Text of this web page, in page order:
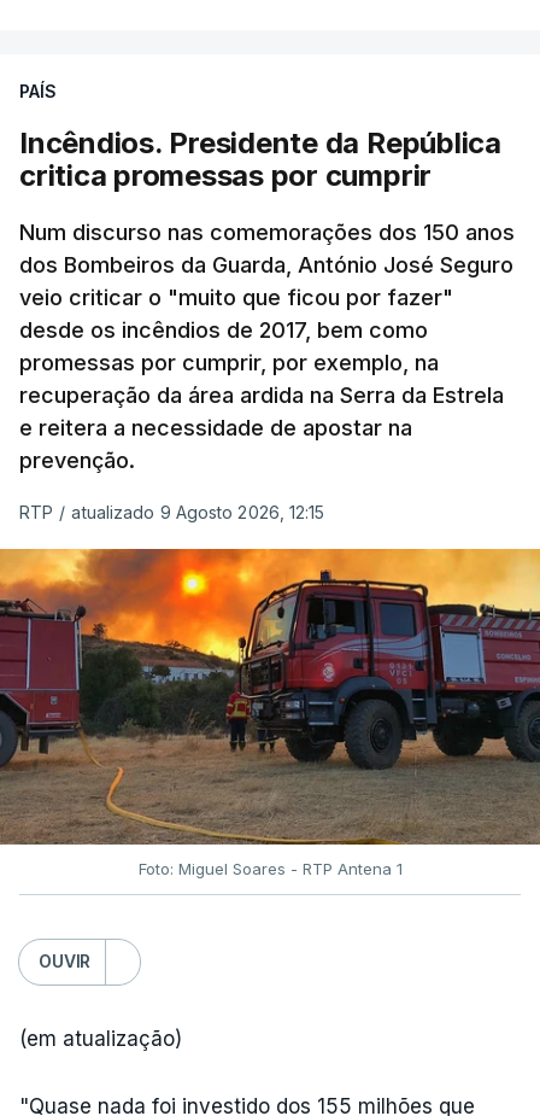
PAÍS
Incêndios. Presidente da República
critica promessas por cumprir
Num discurso nas comemorações dos 150 anos
dos Bombeiros da Guarda, António José Seguro
veio criticar o "muito que ficou por fazer"
desde os incêndios de 2017, bem como
promessas por cumprir, por exemplo, na
recuperação da área ardida na Serra da Estrela
e reitera a necessidade de apostar na
prevenção.
RTP / atualizado 9 Agosto 2026, 12:15
Foto: Miguel Soares - RTP Antena 1
OUVIR
(em atualização)
"Quase nada foi investido dos 155 milhões que